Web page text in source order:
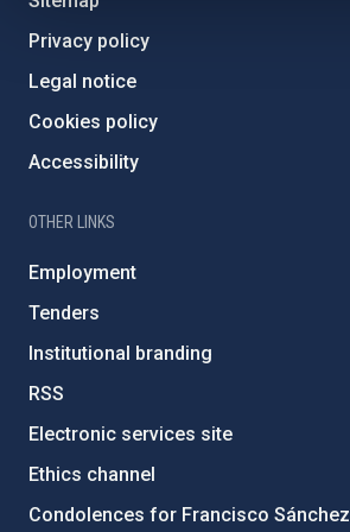
Privacy policy
Legal notice
Cookies policy
Accessibility
OTHER LINKS
Employment
Tenders
Institutional branding
RSS
Electronic services site
Ethics channel
Condolences for Francisco Sánchez